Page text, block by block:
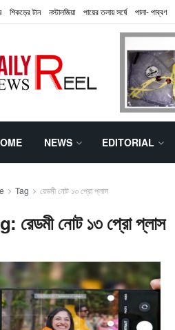
শিকড়ের টান নস্টালজিয়া পায়ের তলায় সর্ষে পালা- পাব্বণ
NEWS EDITORIAL
Tag রেডমী নোট ১৩ প্রো প্লাস
রেডমী নোট ১৩ প্রো প্লাস